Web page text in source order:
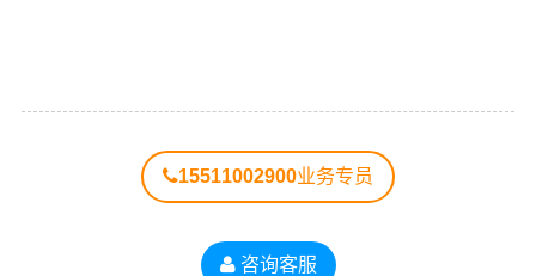
15511002900业务专员
咨询客服